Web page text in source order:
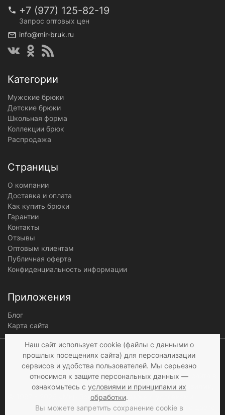
+7 (977) 125-82-19
Запрос оптовых цен
info@mir-bruk.ru
Категории
Мужские брюки
Детские брюки
Школьная форма
Коллекции брюк
Распродажа
Страницы
О компании
Доставка и оплата
Как купить брюки
Гарантии
Контакты
Отзывы
Оптовым клиентам
Публичная оферта
Конфиденциальность информации
Приложения
Блог
Карта сайта
© 1997 - 2026 «Мир брюк»
Мы получаем и
обрабатываем
персональные данные
посетителей нашего сайта в
соответствии сусловиями
а также c
продажи. Если вы не даете
Наш сайт использует cookie (файлы с данными о
прошлых посещениях сайта) для персонализации
сервисов и удобства пользователей. Мы серьезно
относимся к защите персональных данных —
ознакомьтесь с условиями и принципами их
обработки.
Вы можете запретить сохранение cookie в